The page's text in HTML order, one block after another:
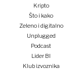
Kripto
Što i kako
Zeleno i digitalno
Unplugged
Podcast
Lider BI
Klub izvoznika